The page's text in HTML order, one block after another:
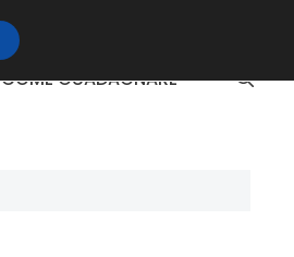
COME GUADAGNARE